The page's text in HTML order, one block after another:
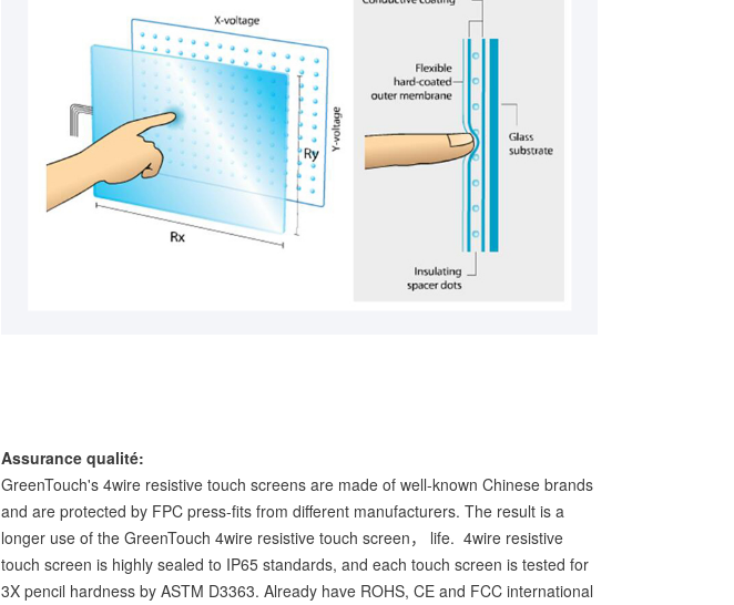
Assurance qualité:
GreenTouch's 4wire resistive touch screens are made of well-known Chinese brands
and are protected by FPC press-fits from different manufacturers. The result is a
longer use of the GreenTouch 4wire resistive touch screen， life. 4wire resistive
touch screen is highly sealed to IP65 standards, and each touch screen is tested for
3X pencil hardness by ASTM D3363. Already have ROHS, CE and FCC international